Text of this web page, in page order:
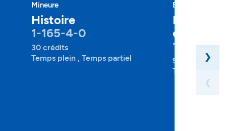
Mineure
Histoire
1-165-4-0
30 crédits
Temps plein , Temps partiel
Baccalauréat
Histoire
1-166-1-0
90 crédits
Temps plein ,
❯
❮